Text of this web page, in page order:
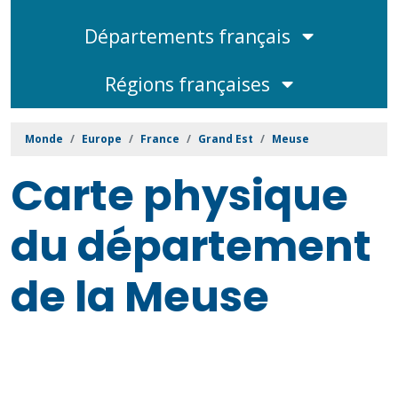
Départements français
Régions françaises
Monde Europe France Grand Est Meuse
Carte physique
du département
de la Meuse